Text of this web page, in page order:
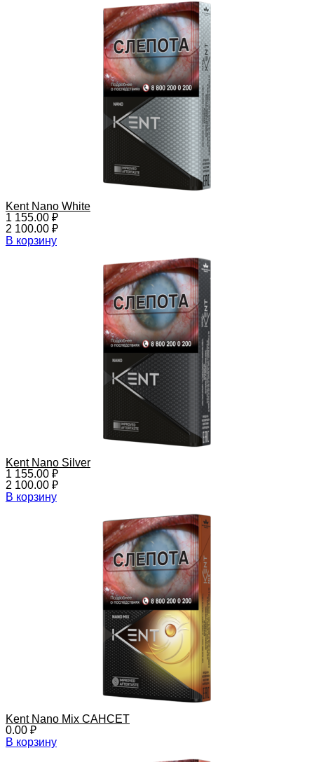
Kent Nano White
1 155.00 ₽
2 100.00 ₽
В корзину
Kent Nano Silver
1 155.00 ₽
2 100.00 ₽
В корзину
Kent Nano Mix САНСЕТ
0.00 ₽
В корзину